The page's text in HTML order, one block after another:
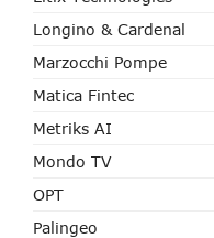
Longino & Cardenal
Marzocchi Pompe
Matica Fintec
Metriks AI
Mondo TV
OPT
Palingeo